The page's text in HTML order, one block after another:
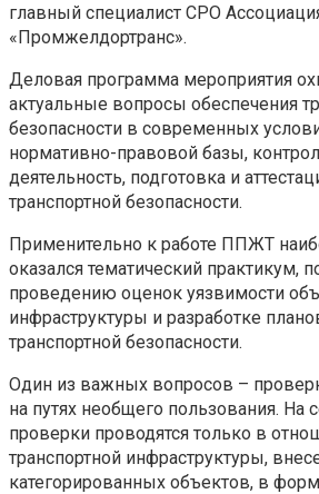
главный специалист СРО
«Промжелдортранс».
Деловая программа мероприятия
актуальные вопросы обеспечения
безопасности в современных
нормативно-правовой базы,
деятельность, подготовка и
транспортной безопасности.
Применительно к работе ППЖТ
оказался тематический практикум,
проведению оценок уязвимости
инфраструктуры и разработке
транспортной безопасности.
Один из важных вопросов –
на путях необщего пользования. На
проверки проводятся только в
транспортной инфраструктуры,
категорированных объектов, в